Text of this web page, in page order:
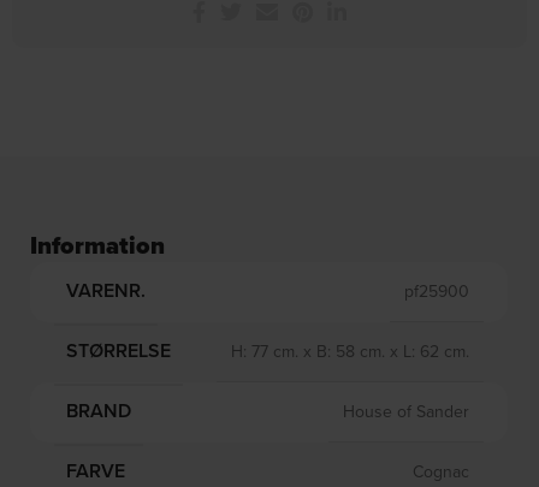
Information
VARENR. pf25900
STØRRELSE H: 77 cm. x B: 58 cm. x L: 62 cm.
BRAND House of Sander
FARVE Cognac